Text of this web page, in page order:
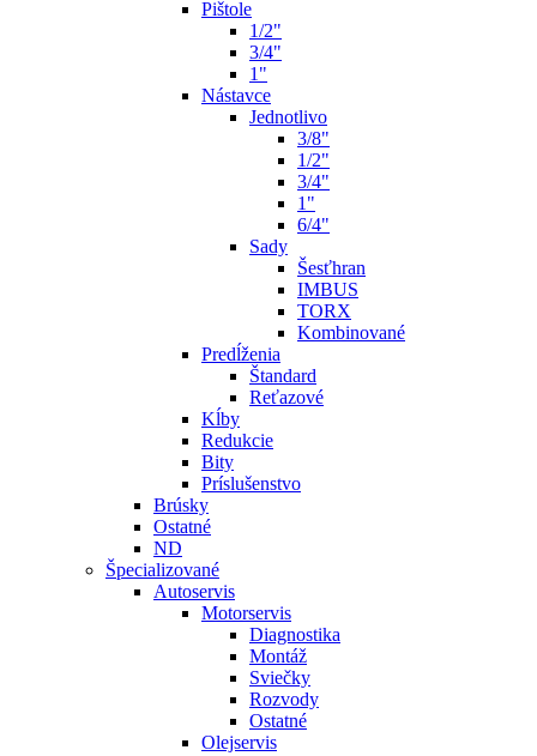
Pištole
1/2"
3/4"
1"
Nástavce
Jednotlivo
3/8"
1/2"
3/4"
1"
6/4"
Sady
Šesťhran
IMBUS
TORX
Kombinované
Predĺženia
Štandard
Reťazové
Kĺby
Redukcie
Bity
Príslušenstvo
Brúsky
Ostatné
ND
Špecializované
Autoservis
Motorservis
Diagnostika
Montáž
Sviečky
Rozvody
Ostatné
Olejservis